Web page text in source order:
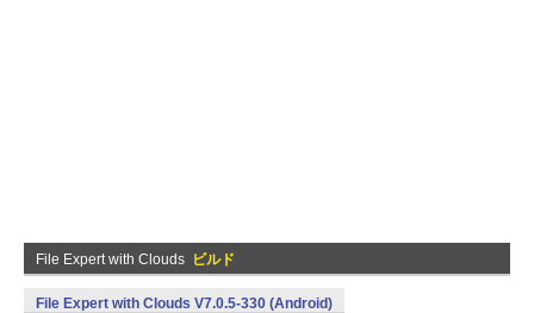
File Expert with Clouds ビルド
File Expert with Clouds V7.0.5-330 (Android)